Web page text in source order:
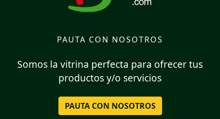
PAUTA CON NOSOTROS
Somos la vitrina perfecta para ofrecer tus
productos y/o servicios
PAUTA CON NOSOTROS